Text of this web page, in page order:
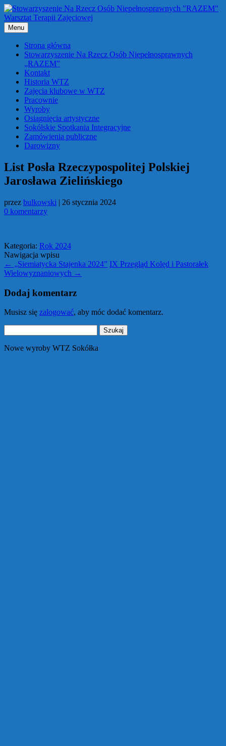
Przejdź
do
treści
Menu
Strona główna
Stowarzyszenie Na Rzecz Osób Niepełnosprawnych
„RAZEM”
Kontakt
Historia WTZ
Zajęcia klubowe w WTZ
Pracownie
Wyroby
Osiągnięcia artystyczne
Sokólskie Spotkania Integracyjne
Zamówienia publiczne
Darowizny
List Posła Rzeczypospolitej Polskiej
Jarosława Zielińskiego
przez bulkowski | 26 stycznia 2024
0 komentarzy
Kategoria: Rok 2024
Nawigacja wpisu
← „Siemiatycka Stajenka 2024” IX Przegląd Kolęd i Pastorałek
Wielowyznaniowych →
Dodaj komentarz
Musisz się zalogować, aby móc dodać komentarz.
Nowe wyroby WTZ Sokółka